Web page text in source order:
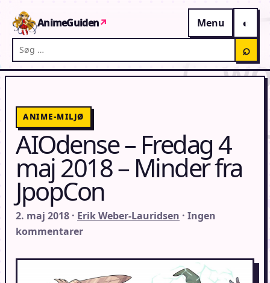
AnimeGuiden↗
Menu
Søg på AnimeGuiden
⌕
ANIME-MILJØ
AIOdense – Fredag 4
maj 2018 – Minder fra
JpopCon
2. maj 2018 · Erik Weber-Lauridsen · Ingen
kommentarer